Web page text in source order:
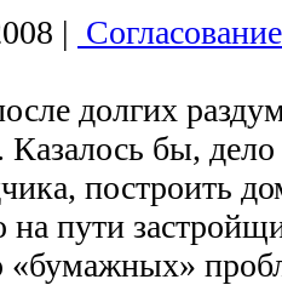
|
долгих
Казалось бы,
построить
на пути
«бумажных»